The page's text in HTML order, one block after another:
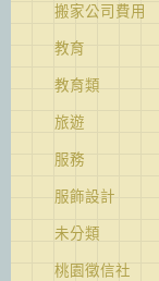
搬家公司費用
教育
教育類
旅遊
服務
服飾設計
未分類
桃園徵信社